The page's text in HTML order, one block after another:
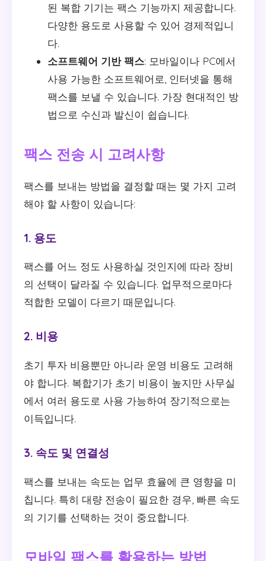
된 복합 기기는 팩스 기능까지 제공합니다.
다양한 용도로 사용할 수 있어 경제적입니
다.
소프트웨어 기반 팩스: 모바일이나 PC에서
사용 가능한 소프트웨어로, 인터넷을 통해
팩스를 보낼 수 있습니다. 가장 현대적인 방
법으로 수신과 발신이 쉽습니다.
팩스 전송 시 고려사항
팩스를 보내는 방법을 결정할 때는 몇 가지 고려
해야 할 사항이 있습니다:
1. 용도
팩스를 어느 정도 사용하실 것인지에 따라 장비
의 선택이 달라질 수 있습니다. 업무적으로마다
적합한 모델이 다르기 때문입니다.
2. 비용
초기 투자 비용뿐만 아니라 운영 비용도 고려해
야 합니다. 복합기가 초기 비용이 높지만 사무실
에서 여러 용도로 사용 가능하여 장기적으로는
이득입니다.
3. 속도 및 연결성
팩스를 보내는 속도는 업무 효율에 큰 영향을 미
칩니다. 특히 대량 전송이 필요한 경우, 빠른 속도
의 기기를 선택하는 것이 중요합니다.
모바일 팩스를 활용하는 방법